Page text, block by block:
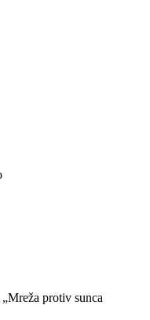
protiv sunca